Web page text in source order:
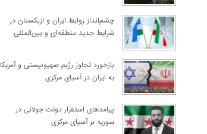
چشم‌انداز روابط ایران و ازبکستان در
شرایط جدید منطقه‌ای و بین‌المللی
​بازخورد تجاوز رژیم صهیونیستی و آمریکا
به ایران در آسیای مرکزی
پیامدهای استقرار دولت جولانی در
سوریه بر آسیای مرکزی